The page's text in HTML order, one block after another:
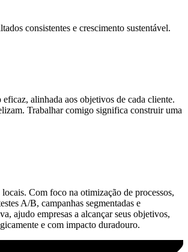
consistentes e crescimento sustentável.
alinhada aos objetivos de cada cliente.
Trabalhar comigo significa construir uma
Com foco na otimização de processos,
A/B, campanhas segmentadas e
ajudo empresas a alcançar seus objetivos,
e com impacto duradouro.